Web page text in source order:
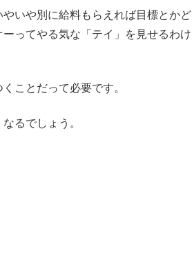
いや別に給料もらえれば目標とかど
ってやる気な「テイ」を見せるわけ
ことだって必要です。
るでしょう。